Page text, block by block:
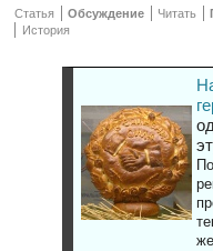
Статья Обсуждение Читать
История